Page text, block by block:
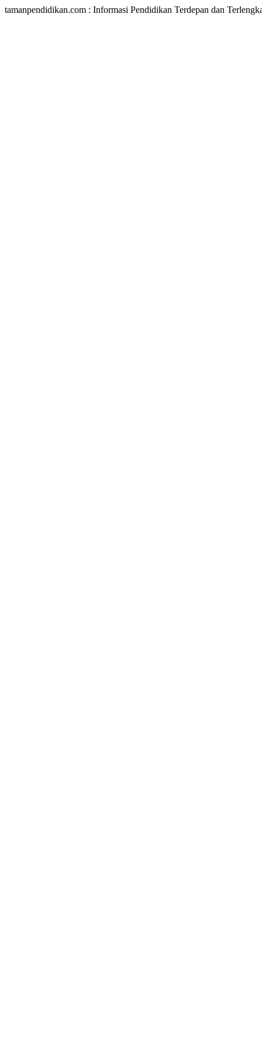
tamanpendidikan.com : Informasi Pendidikan Terdepan dan